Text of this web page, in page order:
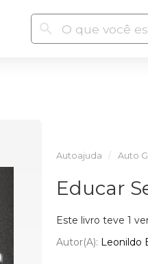
Autoajuda Auto
Educar
Este livro teve 1
Autor(a): Leonildo